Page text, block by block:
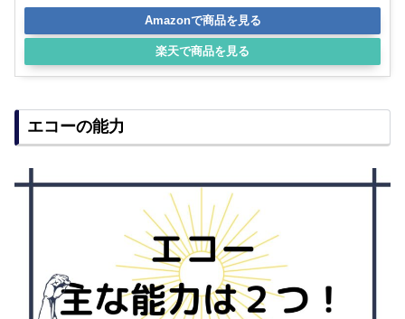
Amazonで商品を見る
楽天で商品を見る
エコーの能力